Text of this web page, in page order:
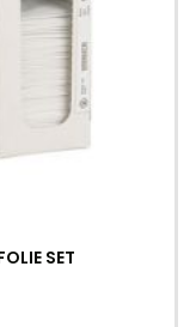
SET